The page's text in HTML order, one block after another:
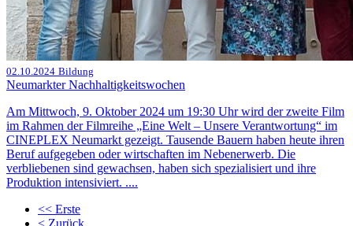
02.10.2024 Bildung
Neumarkter Nachhaltigkeitswochen
Am Mittwoch, 9. Oktober 2024 um 19:30 Uhr wird der zweite Film
im Rahmen der Filmreihe „Eine Welt – Unsere Verantwortung“ im
CINEPLEX Neumarkt gezeigt. Tausende Bauern haben heute ihren
Beruf aufgegeben oder wirtschaften im Nebenerwerb. Die
verbliebenen sind gewachsen, haben sich spezialisiert und ihre
Produktion intensiviert. ....
<< Erste